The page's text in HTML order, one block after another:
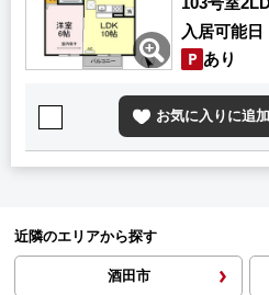
103号室
入居可能日
あり
お気に入りに追加
近隣のエリアから探す
酒田市